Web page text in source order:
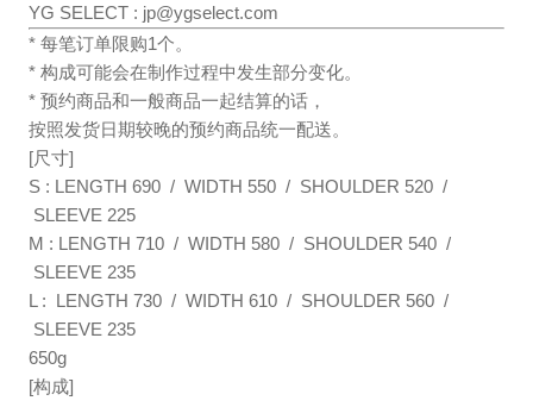
YG SELECT : jp@ygselect.com
* 每笔订单限购1个。
* 构成可能会在制作过程中发生部分变化。
* 预约商品和一般商品一起结算的话，
按照发货日期较晚的预约商品统一配送。
[尺寸]
S : LENGTH 690 / WIDTH 550 / SHOULDER 520 /
SLEEVE 225
M : LENGTH 710 / WIDTH 580 / SHOULDER 540 /
SLEEVE 235
L : LENGTH 730 / WIDTH 610 / SHOULDER 560 /
SLEEVE 235
650g
[构成]